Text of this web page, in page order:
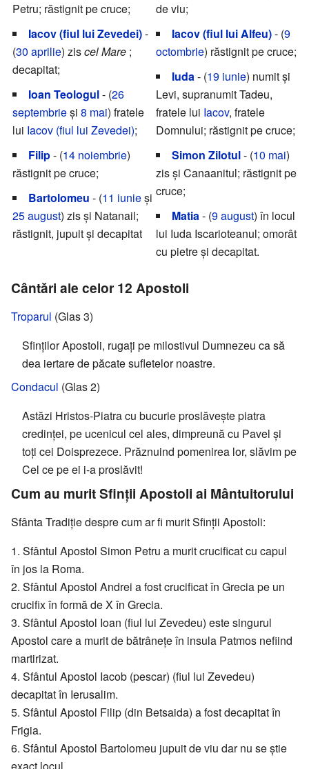
Petru; răstignit pe cruce;
Iacov (fiul lui Zevedei)-
(30 aprilie) ziscel Mare ;
decapitat;
Ioan Teologul- (26
septembrieși 8 mai) fratele
lui Iacov (fiul lui Zevedei);
Filip- (14 noiembrie)
răstignit pe cruce;
Bartolomeu - (11 iunieși
25 august) zis și Natanail;
răstignit, jupuit și decapitat
de viu;
Iacov (fiul lui Alfeu)- (9
octombrie) răstignit pe cruce;
Iuda- (19 iunie) numit și
Levi, supranumit Tadeu,
fratele lui Iacov, fratele
Domnului; răstignit pe cruce;
Simon Zilotul- (10 mai)
zis și Canaanitul; răstignit pe
cruce;
Matia- (9 august) în locul
lui Iuda Iscarioteanul; omorât
cu pietre și decapitat.
Cântări ale celor 12 Apostoli
Troparul (Glas 3)
Sfinților Apostoli, rugați pe milostivul Dumnezeu ca să
dea iertare de păcate sufletelor noastre.
Condacul (Glas 2)
Astăzi Hristos-Piatra cu bucurie proslăvește piatra
credinței, pe ucenicul cel ales, dimpreună cu Pavel și
toți cei Doisprezece. Prăznuind pomenirea lor, slăvim pe
Cel ce pe ei i-a proslăvit!
Cum au murit Sfinții Apostoli ai Mântuitorului
Sfânta Tradiție despre cum ar fi murit Sfinții Apostoli:
1. Sfântul Apostol Simon Petru a murit crucificat cu capul
în jos la Roma.
2. Sfântul Apostol Andrei a fost crucificat în Grecia pe un
crucifix în formă de X în Grecia.
3. Sfântul Apostol Ioan (fiul lui Zevedeu) este singurul
Apostol care a murit de bătrânețe în insula Patmos nefiind
martirizat.
4. Sfântul Apostol Iacob (pescar) (fiul lui Zevedeu)
decapitat în Ierusalim.
5. Sfântul Apostol Filip (din Betsaida) a fost decapitat în
Frigia.
6. Sfântul Apostol Bartolomeu jupuit de viu dar nu se știe